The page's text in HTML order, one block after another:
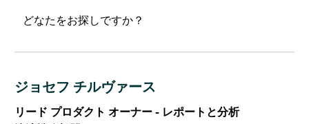
ジョセフ チルヴァース
リード プロダクト オーナー - レポートと分析